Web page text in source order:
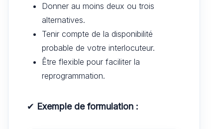
Donner au moins deux ou trois
alternatives.
Tenir compte de la disponibilité
probable de votre interlocuteur.
Être flexible pour faciliter la
reprogrammation.
✔ Exemple de formulation :